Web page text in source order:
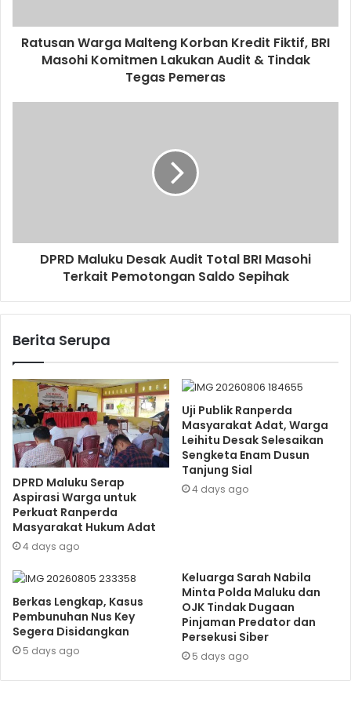
Ratusan Warga Malteng Korban Kredit Fiktif, BRI
Masohi Komitmen Lakukan Audit & Tindak
Tegas Pemeras
DPRD Maluku Desak Audit Total BRI Masohi
Terkait Pemotongan Saldo Sepihak
Berita Serupa
DPRD Maluku Serap
Aspirasi Warga untuk
Perkuat Ranperda
Masyarakat Hukum Adat
4 days ago
Uji Publik Ranperda
Masyarakat Adat, Warga
Leihitu Desak Selesaikan
Sengketa Enam Dusun
Tanjung Sial
4 days ago
Berkas Lengkap, Kasus
Pembunuhan Nus Key
Segera Disidangkan
5 days ago
Keluarga Sarah Nabila
Minta Polda Maluku dan
OJK Tindak Dugaan
Pinjaman Predator dan
Persekusi Siber
5 days ago